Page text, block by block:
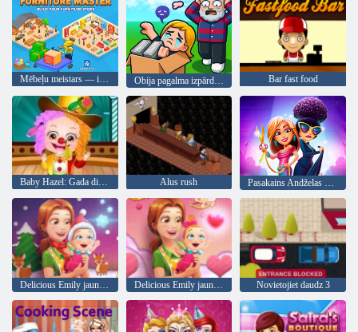
Mēbeļu meistars — izveidojiet savu mēbeļu veikalu Obija pagalma izpārdošana Bar fast food
Baby Hazel: Gada diena skolā Alus rush Pasakains Andželas modes drudzis
Delicious Emily jauns sākums Christmas Edition Delicious Emily jauns sākums Valentīna Edition Novietojiet daudz 3